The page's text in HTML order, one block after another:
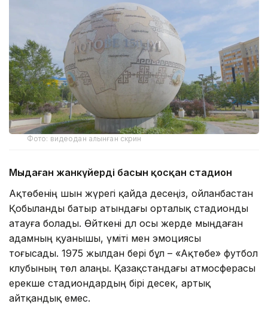
Фото: видеодан алынған скрин
Мыңдаған жанкүйердің басын қосқан стадион
Ақтөбенің шын жүрегі қайда десеңіз, ойланбастан
Қобыланды батыр атындағы орталық стадионды
атауға болады. Өйткені дәл осы жерде мыңдаған
адамның қуанышы, үміті мен эмоциясы
тоғысады. 1975 жылдан бері бұл – «Ақтөбе» футбол
клубының төл алаңы. Қазақстандағы атмосферасы
ерекше стадиондардың бірі десек, артық
айтқандық емес.